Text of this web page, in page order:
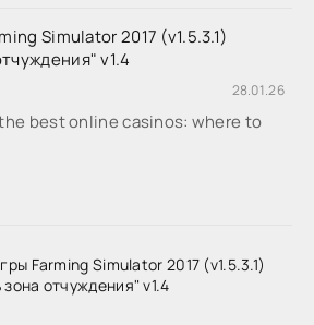
Simulator 2017 (v1.5.3.1)
v1.4
28.01.26
best online casinos: where to
Farming Simulator 2017 (v1.5.3.1)
отчуждения" v1.4